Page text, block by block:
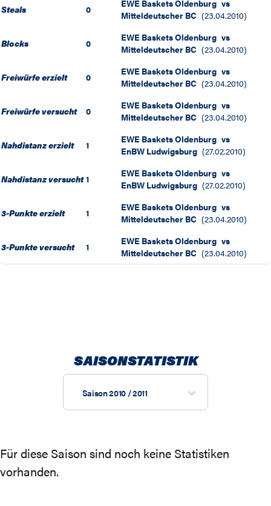
Steals 0 EWE Baskets Oldenburg vs
Mitteldeutscher BC (23.04.2010)
Blocks 0 EWE Baskets Oldenburg vs
Mitteldeutscher BC (23.04.2010)
Freiwürfe erzielt 0 EWE Baskets Oldenburg vs
Mitteldeutscher BC (23.04.2010)
Freiwürfe versucht 0 EWE Baskets Oldenburg vs
Mitteldeutscher BC (23.04.2010)
Nahdistanz erzielt 1 EWE Baskets Oldenburg vs
EnBW Ludwigsburg (27.02.2010)
Nahdistanz versucht 1 EWE Baskets Oldenburg vs
EnBW Ludwigsburg (27.02.2010)
3-Punkte erzielt 1 EWE Baskets Oldenburg vs
Mitteldeutscher BC (23.04.2010)
3-Punkte versucht 1 EWE Baskets Oldenburg vs
Mitteldeutscher BC (23.04.2010)
SAISONSTATISTIK
Saison 2010 / 2011
Für diese Saison sind noch keine Statistiken
vorhanden.